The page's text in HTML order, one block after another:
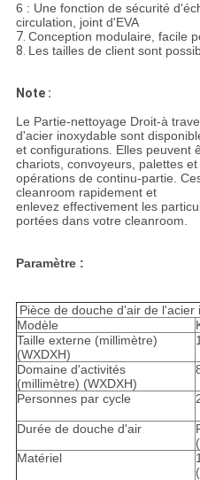
6 : Une fonction de sécurité
circulation, joint d'EVA
7. Conception modulaire, facile
8. Les tailles de client sont
Note :
Le Partie-nettoyage Droit-à
d'acier inoxydable sont
et configurations. Elles peuvent
chariots, convoyeurs, palettes et
opérations de continu-partie.
cleanroom rapidement et
enlevez effectivement les
portées dans votre cleanroom.
Paramètre :
Pièce de douche d'air de l'acier
Modèle
Taille externe (millimètre)
(WXDXH)
Domaine d'activités
(millimètre) (WXDXH)
Personnes par cycle
Durée de douche d'air
Matériel